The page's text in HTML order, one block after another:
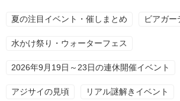
夏の注目イベント・催しまとめ ビアガー
水かけ祭り・ウォーターフェス
2026年9月19日～23日の連休開催イベント
アジサイの見頃 リアル謎解きイベント